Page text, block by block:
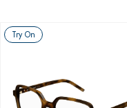
Try On